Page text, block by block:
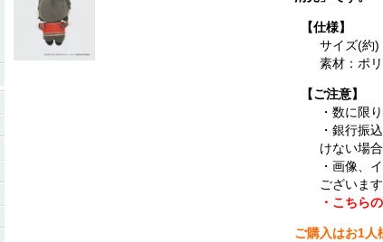
【仕様】
サイズ(約
素材：ポ
【ご注意】
・数に限
・銀行振
けない場
・画像、
ございます
・こちら
ご購入はお1人